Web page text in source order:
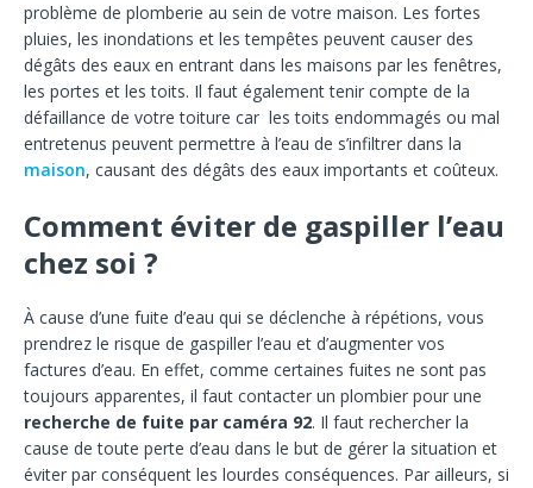
problème de plomberie au sein de votre maison. Les fortes
pluies, les inondations et les tempêtes peuvent causer des
dégâts des eaux en entrant dans les maisons par les fenêtres,
les portes et les toits. Il faut également tenir compte de la
défaillance de votre toiture car les toits endommagés ou mal
entretenus peuvent permettre à l’eau de s’infiltrer dans la
maison, causant des dégâts des eaux importants et coûteux.
Comment éviter de gaspiller l’eau
chez soi ?
À cause d’une fuite d’eau qui se déclenche à répétions, vous
prendrez le risque de gaspiller l’eau et d’augmenter vos
factures d’eau. En effet, comme certaines fuites ne sont pas
toujours apparentes, il faut contacter un plombier pour une
recherche de fuite par caméra 92. Il faut rechercher la
cause de toute perte d’eau dans le but de gérer la situation et
éviter par conséquent les lourdes conséquences. Par ailleurs, si